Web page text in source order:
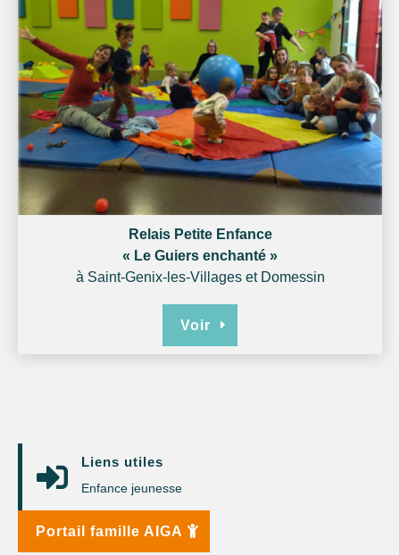
Relais Petite Enfance
« Le Guiers enchanté »
à Saint-Genix-les-Villages et Domessin
Voir
 Liens utiles
Enfance jeunesse
Portail famille AIGA